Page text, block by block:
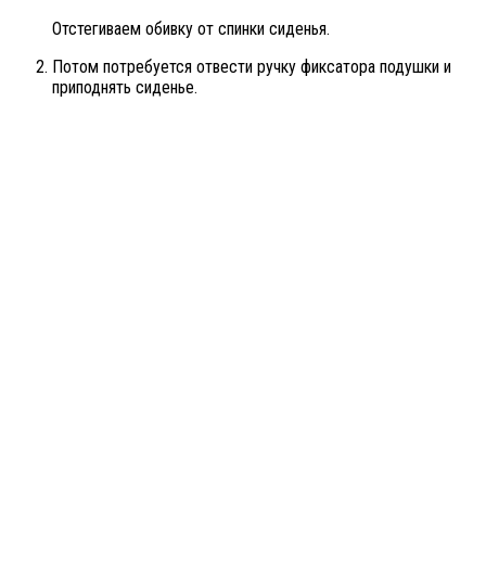
Отстегиваем обивку от спинки сиденья.
Потом потребуется отвести ручку фиксатора подушки и
приподнять сиденье.